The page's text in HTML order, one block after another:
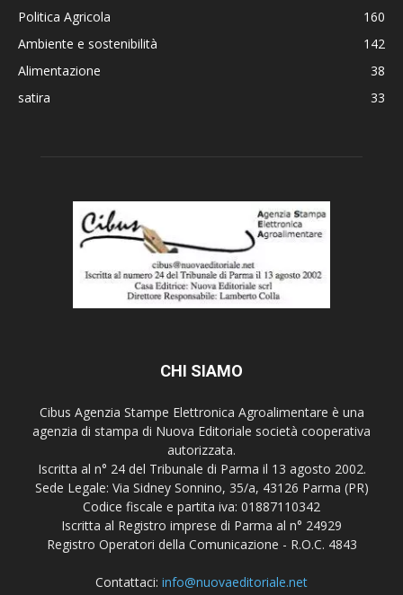
Politica Agricola
160
Ambiente e sostenibilità
142
Alimentazione
38
satira
33
CHI SIAMO
Cibus Agenzia Stampe Elettronica Agroalimentare è una
agenzia di stampa di Nuova Editoriale società cooperativa
autorizzata.
Iscritta al n° 24 del Tribunale di Parma il 13 agosto 2002.
Sede Legale: Via Sidney Sonnino, 35/a, 43126 Parma (PR)
Codice fiscale e partita iva: 01887110342
Iscritta al Registro imprese di Parma al n° 24929
Registro Operatori della Comunicazione - R.O.C. 4843
Contattaci: info@nuovaeditoriale.net